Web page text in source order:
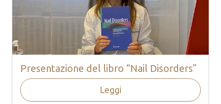
Presentazione del libro “Nail Disorders”
Leggi